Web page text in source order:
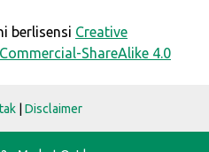
berlisensi Creative
ShareAlike 4.0
| Disclaimer